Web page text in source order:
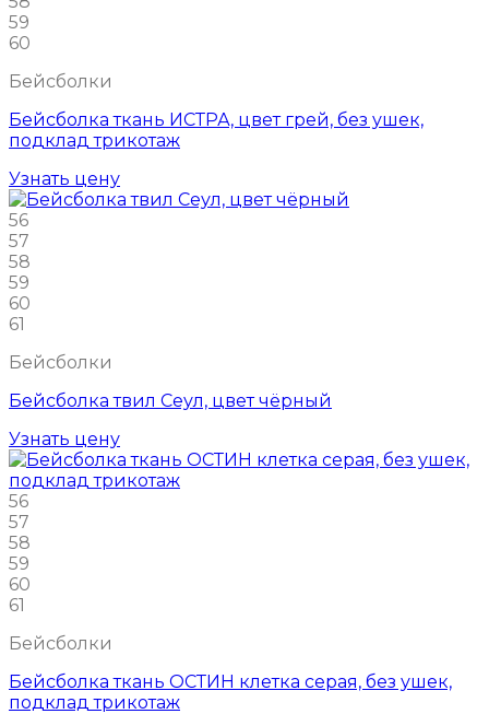
59
60
Бейсболки
Бейсболка ткань ИСТРА, цвет грей, без ушек,
подклад трикотаж
Узнать цену
56
57
58
59
60
61
Бейсболки
Бейсболка твил Сеул, цвет чёрный
Узнать цену
56
57
58
59
60
61
Бейсболки
Бейсболка ткань ОСТИН клетка серая, без ушек,
подклад трикотаж